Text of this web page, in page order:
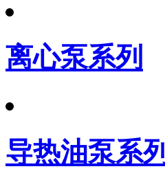
离心泵系列
导热油泵系列